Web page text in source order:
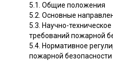
5.1. Общие положения
5.2. Основные
5.3. Научно-
требований пожарной
5.4. Нормативное
пожарной безопасности